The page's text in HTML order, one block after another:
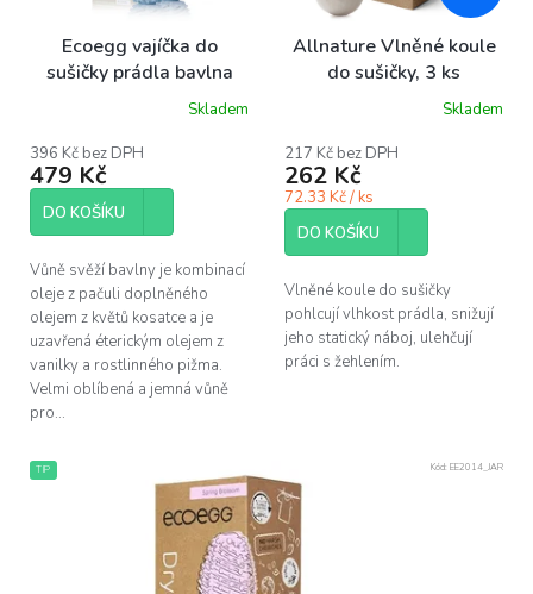
ů
Ecoegg vajíčka do
sušičky prádla bavlna
produktu
je
4,1
5
Skladem
396 Kč bez DPH
479 Kč
DO KOŠÍKU
Vůně svěží bavlny je kombinací
oleje z pačuli doplněného
olejem z květů kosatce a je
uzavřená éterickým olejem z
vanilky a rostlinného pižma.
Velmi oblíbená a jemná vůně
pro...
Allnature Vlněné koule
do sušičky, 3 ks
produktu
je
5,0
z
hvězdiček.
Skladem
217 Kč bez DPH
262 Kč
72.33 Kč / ks
DO KOŠÍKU
Vlněné koule do sušičky
pohlcují vlhkost prádla, snižují
jeho statický náboj, ulehčují
práci s žehlením.
TIP Kód: EE2014_JAR